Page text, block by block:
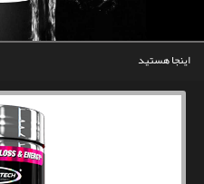
اینجا هستید